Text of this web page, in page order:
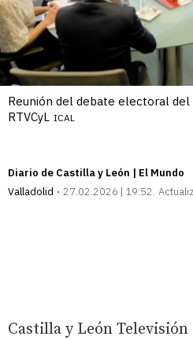
Reunión del debate electoral del
RTVCyL ICAL
Diario de Castilla y León | El Mundo
Valladolid
27.02.2026 | 19:52
Castilla y León